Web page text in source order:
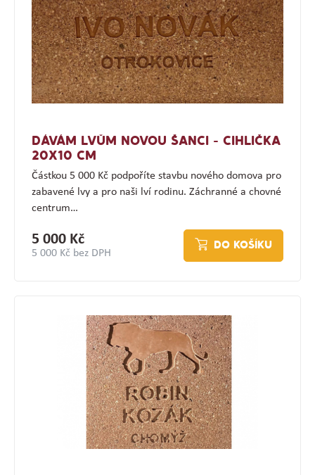
DÁVÁM LVŮM NOVOU ŠANCI - CIHLIČKA
20X10 CM
Částkou 5 000 Kč podpoříte stavbu nového domova pro
zabavené lvy a pro naši lví rodinu. Záchranné a chovné
centrum…
5 000 Kč
5 000 Kč bez DPH
DO KOŠÍKU